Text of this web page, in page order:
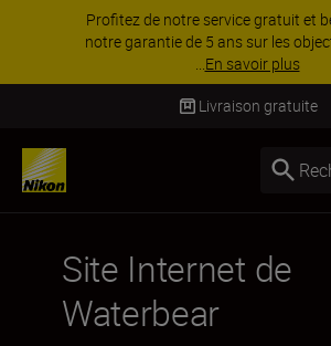
Profitez de notre service gratuit et
notre garantie de 5 ans sur les
...En savoir plus
Livraison gratuite
Site Internet de
Waterbear